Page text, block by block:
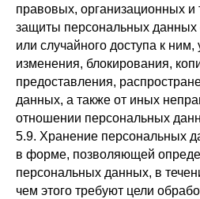
правовых, организационных и
защиты персональных данных
или случайного доступа к ним,
изменения, блокирования,
предоставления,
данных, а также от иных
отношении персональных
5.9. Хранение персональных
в форме, позволяющей
персональных данных, в
чем этого требуют цели